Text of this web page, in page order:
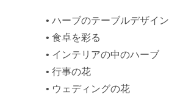
• ハーブのテーブルデザイン
• 食卓を彩る
• インテリアの中のハーブ
• 行事の花
• ウェディングの花